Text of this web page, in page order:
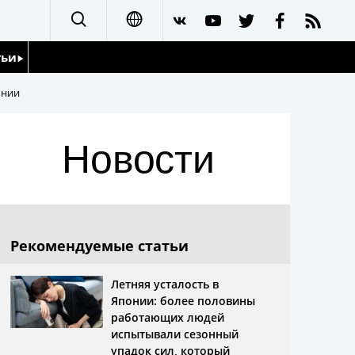
العربية
Новости
Рекомендуемые статьи
Летняя усталость в
Японии: более половины
работающих людей
испытывали сезонный
упадок сил, который